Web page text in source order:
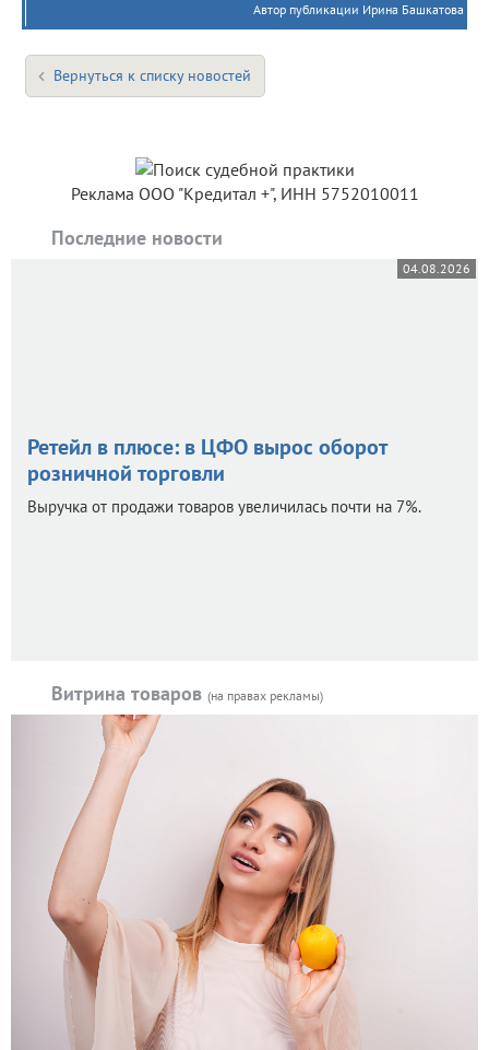
Автор публикации Ирина Башкатова
Вернуться к списку новостей
Реклама ООО "Кредитал +", ИНН 5752010011
Последние новости
04.08.2026
Ретейл в плюсе: в ЦФО вырос оборот
розничной торговли
Выручка от продажи товаров увеличилась почти на 7%.
Витрина товаров (на правах рекламы)